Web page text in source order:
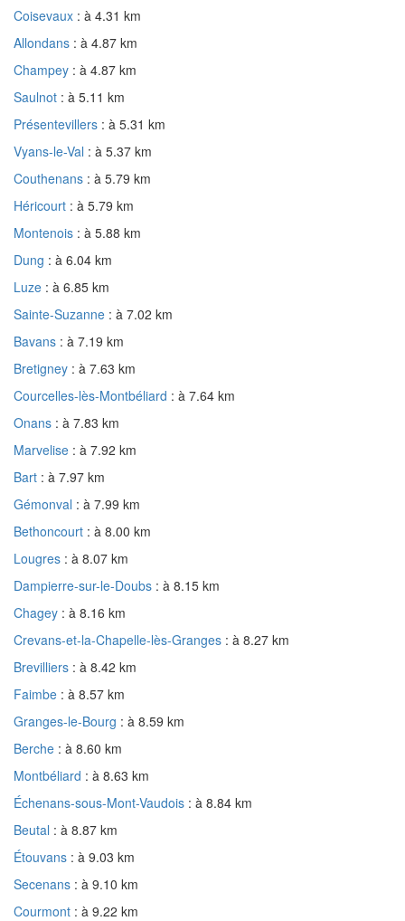
Coisevaux : à 4.31 km
Allondans : à 4.87 km
Champey : à 4.87 km
Saulnot : à 5.11 km
Présentevillers : à 5.31 km
Vyans-le-Val : à 5.37 km
Couthenans : à 5.79 km
Héricourt : à 5.79 km
Montenois : à 5.88 km
Dung : à 6.04 km
Luze : à 6.85 km
Sainte-Suzanne : à 7.02 km
Bavans : à 7.19 km
Bretigney : à 7.63 km
Courcelles-lès-Montbéliard : à 7.64 km
Onans : à 7.83 km
Marvelise : à 7.92 km
Bart : à 7.97 km
Gémonval : à 7.99 km
Bethoncourt : à 8.00 km
Lougres : à 8.07 km
Dampierre-sur-le-Doubs : à 8.15 km
Chagey : à 8.16 km
Crevans-et-la-Chapelle-lès-Granges : à 8.27 km
Brevilliers : à 8.42 km
Faimbe : à 8.57 km
Granges-le-Bourg : à 8.59 km
Berche : à 8.60 km
Montbéliard : à 8.63 km
Échenans-sous-Mont-Vaudois : à 8.84 km
Beutal : à 8.87 km
Étouvans : à 9.03 km
Secenans : à 9.10 km
Courmont : à 9.22 km